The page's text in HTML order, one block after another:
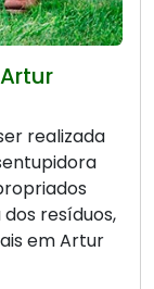
realizada
resíduos,
em Artur